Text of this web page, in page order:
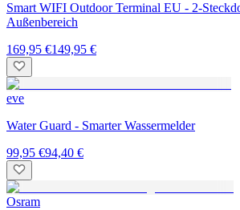
Smart WIFI Outdoor Terminal EU - 2-
Außenbereich
169,95 €149,95 €
eve
Water Guard - Smarter Wassermelder
99,95 €94,40 €
Osram